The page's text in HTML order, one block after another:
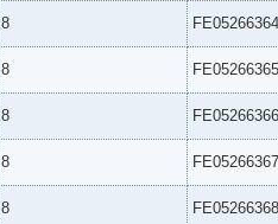
8
8
8
8
8